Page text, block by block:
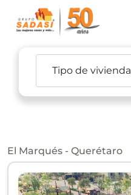
Tipo de vivienda
El Marqués - Querétaro